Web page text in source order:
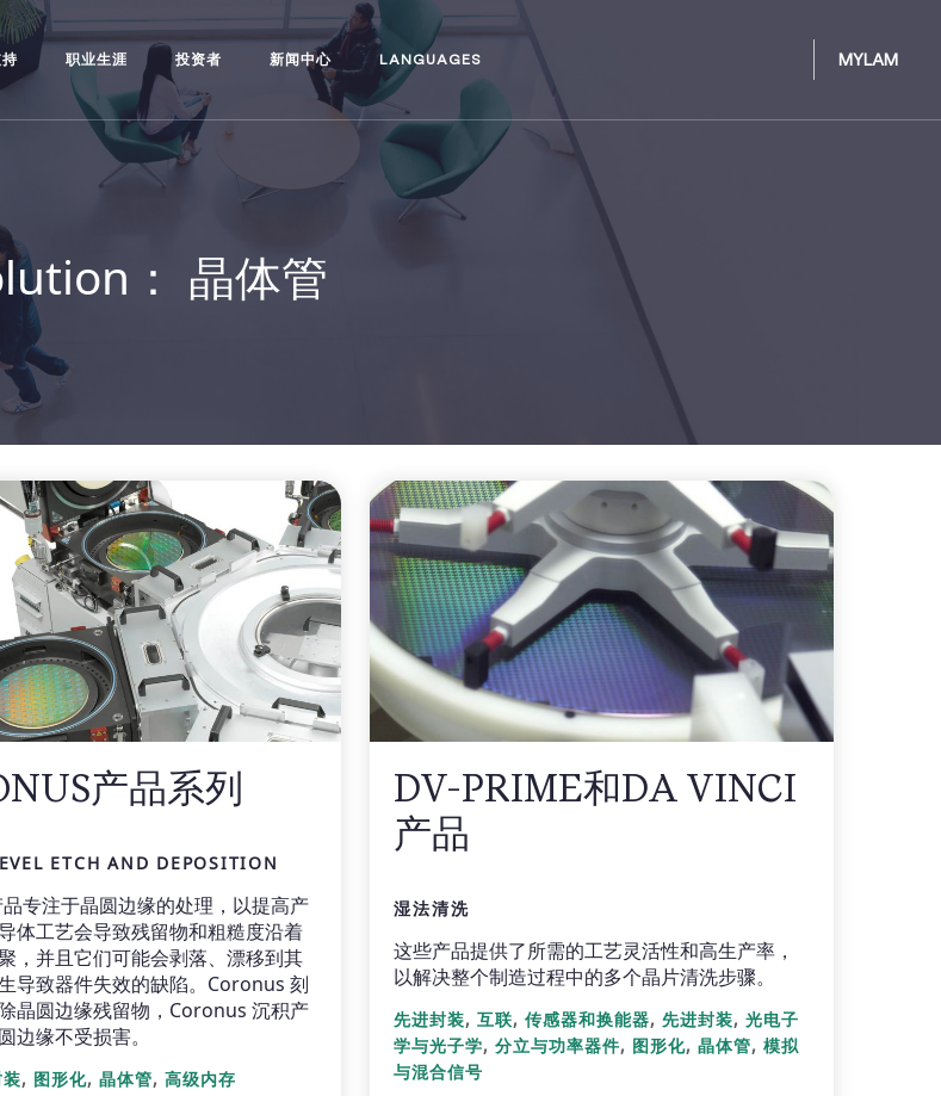
职业生涯 投资者 新闻中心 LANGUAGES MYLAM
： 晶体管
产品系列
ETCH AND DEPOSITION
专注于晶圆边缘的处理，以提高产
体工艺会导致残留物和粗糙度沿着
，并且它们可能会剥落、漂移到其
导致器件失效的缺陷。Coronus 刻
晶圆边缘残留物，Coronus 沉积产
边缘不受损害。
, 图形化, 晶体管, 高级内存
DV-PRIME和DA VINCI
产品
湿法清洗
这些产品提供了所需的工艺灵活性和高生产率，
以解决整个制造过程中的多个晶片清洗步骤。
先进封装,互联,传感器和换能器,先进封装,光电子
学与光子学,分立与功率器件, 图形化,晶体管,模拟
与混合信号